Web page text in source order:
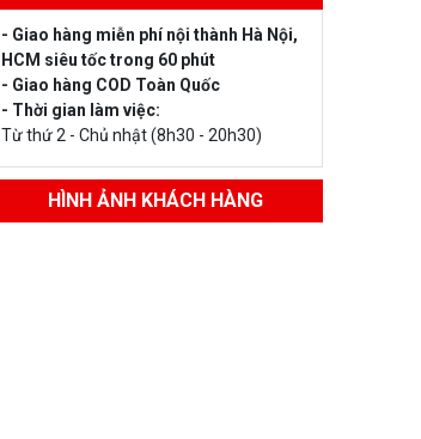
- Giao hàng miễn phí nội thành Hà Nội,
HCM siêu tốc trong 60 phút
- Giao hàng COD Toàn Quốc
- Thời gian làm việc:
Từ thứ 2 - Chủ nhật (8h30 - 20h30)
HÌNH ẢNH KHÁCH HÀNG